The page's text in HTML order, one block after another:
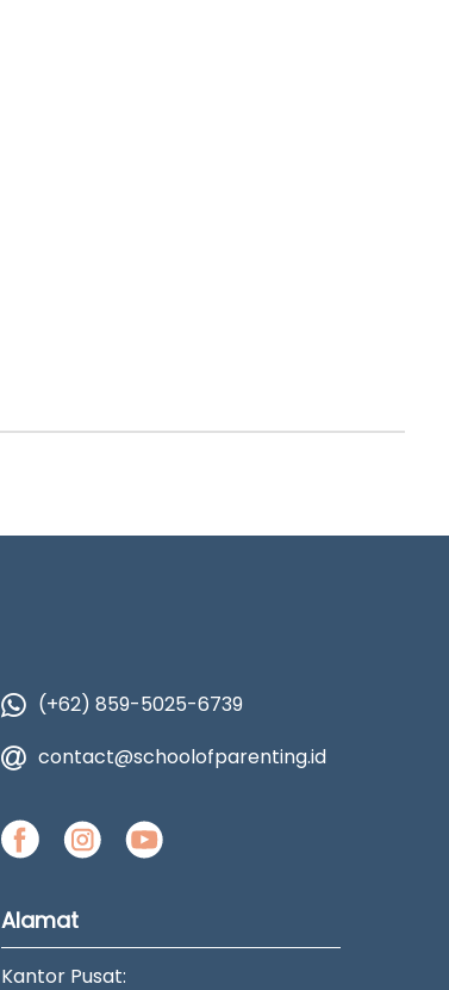
(+62) 859-5025-6739
contact@schoolofparenting.id
Alamat
Kantor Pusat: